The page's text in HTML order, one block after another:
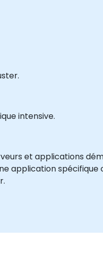
intensive.
et applications
application spécifique